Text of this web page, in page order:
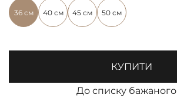
36 см 40 см 45 см 50 см
КУПИТИ
До списку бажаного